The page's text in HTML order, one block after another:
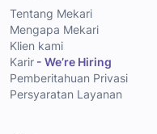
Tentang Mekari
Mengapa Mekari
Klien kami
Karir - We’re Hiring
Pemberitahuan Privasi
Persyaratan Layanan